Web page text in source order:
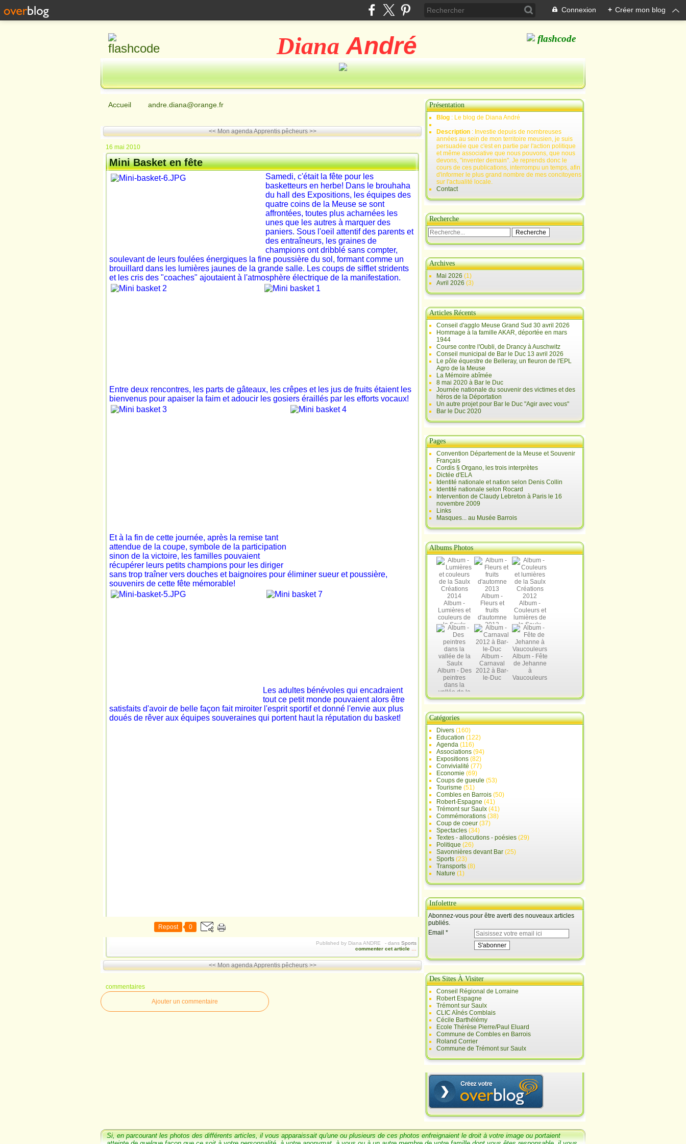
Connexion + Créer mon blog
Diana André
Accueil andre.diana@orange.fr
<< Mon agendaApprentis pêcheurs >>
16 mai 2010
Mini Basket en fête
Samedi, c'était la fête pour les
basketteurs en herbe! Dans le brouhaha
du hall des Expositions, les équipes des
quatre coins de la Meuse se sont
affrontées, toutes plus acharnées les
unes que les autres à marquer des
paniers. Sous l'oeil attentif des parents et
des entraîneurs, les graines de
champions ont dribblé sans compter,
soulevant de leurs foulées énergiques la fine poussière du sol, formant comme un
brouillard dans les lumières jaunes de la grande salle. Les coups de sifflet stridents
et les cris des "coaches" ajoutaient à l'atmosphère électrique de la manifestation.
Entre deux rencontres, les parts de gâteaux, les crêpes et les jus de fruits étaient les
bienvenus pour apaiser la faim et adoucir les gosiers éraillés par les efforts vocaux!
Et à la fin de cette journée, après la remise tant
attendue de la coupe, symbole de la participation
sinon de la victoire, les familles pouvaient
récupérer leurs petits champions pour les diriger
sans trop traîner vers douches et baignoires pour éliminer sueur et poussière,
souvenirs de cette fête mémorable!
Les adultes bénévoles qui encadraient
tout ce petit monde pouvaient alors être
satisfaits d'avoir de belle façon fait miroiter l'esprit sportif et donné l'envie aux plus
doués de rêver aux équipes souveraines qui portent haut la réputation du basket!
Repost 0
Published by Diana ANDRE - dans Sports
commenter cet article
<< Mon agendaApprentis pêcheurs >>
commentaires
Ajouter un commentaire
Présentation
Blog : Le blog de Diana André
Description : Investie depuis de nombreuses
années au sein de mon territoire meusien, je suis
persuadée que c'est en partie par l'action politique
et même associative que nous pouvons, que nous
devons, "inventer demain". Je reprends donc le
cours de ces publications, interrompu un temps, afin
d'informer le plus grand nombre de mes concitoyens
sur l'actualité locale.
Contact
Recherche
Archives
Mai 2026 (1)
Avril 2026 (3)
Articles Récents
Conseil d'agglo Meuse Grand Sud 30 avril 2026
Hommage à la famille AKAR, déportée en mars
1944
Course contre l'Oubli, de Drancy à Auschwitz
Conseil municipal de Bar le Duc 13 avril 2026
Le pôle équestre de Belleray, un fleuron de l'EPL
Agro de la Meuse
La Mémoire abîmée
8 mai 2020 à Bar le Duc
Journée nationale du souvenir des victimes et des
héros de la Déportation
Un autre projet pour Bar le Duc "Agir avec vous"
Bar le Duc 2020
Pages
Convention Département de la Meuse et Souvenir
Français
Cordis § Organo, les trois interprètes
Dictée d'ELA
Identité nationale et nation selon Denis Collin
Identité nationale selon Rocard
Intervention de Claudy Lebreton à Paris le 16
novembre 2009
Links
Masques... au Musée Barrois
Albums Photos
Album -
Lumières et
couleurs de
la Saulx
Créations
2014
Album -
Fleurs et
fruits
d'automne
2013
Album -
Couleurs et
lumières de
la Saulx
Créations
2012
Album - Des
peintres
dans la
vallée de la
Saulx
Album -
Carnaval
2012 à Bar-
le-Duc
Album - Fête
de Jehanne
à
Vaucouleurs
Catégories
Divers (160)
Education (122)
Agenda (116)
Associations (94)
Expositions (82)
Convivialité (77)
Economie (69)
Coups de gueule (53)
Tourisme (51)
Combles en Barrois (50)
Robert-Espagne (41)
Trémont sur Saulx (41)
Commémorations (38)
Coup de coeur (37)
Spectacles (34)
Textes - allocutions - poésies (29)
Politique (26)
Savonnières devant Bar (25)
Sports (23)
Transports (8)
Nature (1)
Infolettre
Abonnez-vous pour être averti des nouveaux articles
publiés.
Email
Des Sites À Visiter
Conseil Régional de Lorraine
Robert Espagne
Trémont sur Saulx
CLIC Aînés Comblais
Cécile Barthélémy
Ecole Thérèse Pierre/Paul Eluard
Commune de Combles en Barrois
Roland Corrier
Commune de Trémont sur Saulx
Si, en parcourant les photos des différents articles, il vous apparaissait qu'une ou plusieurs de ces photos enfreignaient le droit à votre image ou portaient